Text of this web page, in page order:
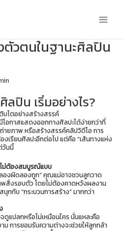
ตัวตนในฐานะศิลปิน
ลปิน เริ่มอย่างไร?
บโตอย่างสร้างสรรค์
โอกาสแสดงออกทางศิลปะได้ง่ายกว่าที่
ายภาพ หรือสร้างสรรค์คลิปวิดีโอ การ
งเรียนศิลปะอีกต่อไป แต่คือ “เส้นทางแห่ง
วันนี้
ไม่ต้องสมบูรณ์แบบ
องผิดลองถูก” คุณแม่อาจชวนลูกวาด
สิ่งรอบตัว โดยไม่ต้องคาดหวังผลงาน
กกับ “กระบวนการสร้าง” มากกว่า
แปลกหรือไม่เหมือนใคร นั่นแหละคือ
ม การยอมรับความต่างจะช่วยให้ลูกกล้า